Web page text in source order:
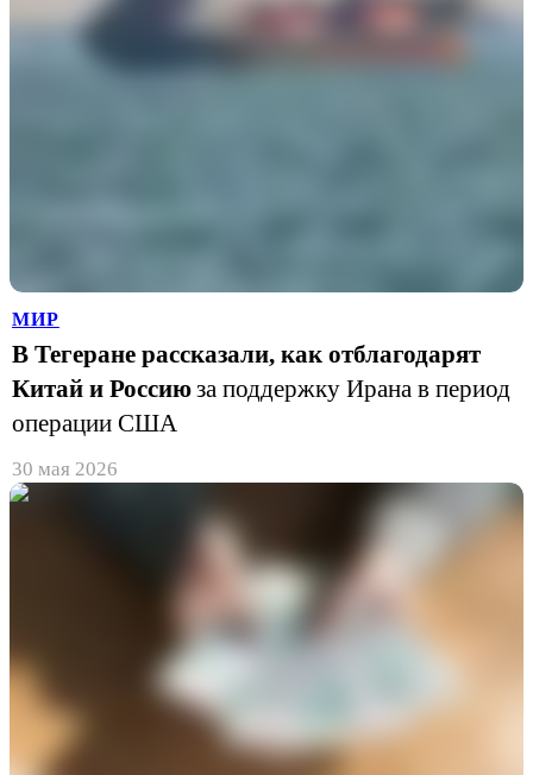
МИР
В Тегеране рассказали, как отблагодарят
Китай и Россиюза поддержку Ирана в период
операции США
30 мая 2026